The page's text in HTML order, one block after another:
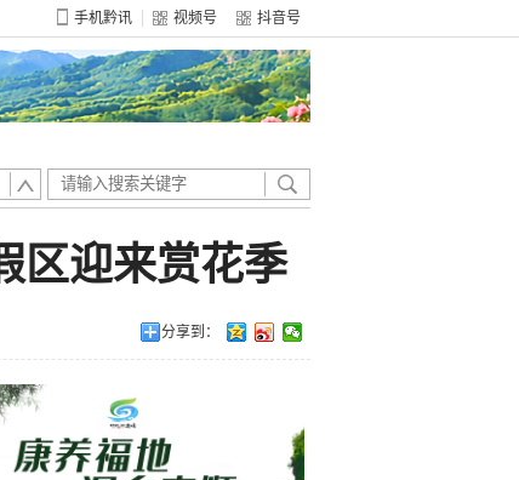
手机黔讯 视频号 抖音号
区迎来赏花季
分享到：